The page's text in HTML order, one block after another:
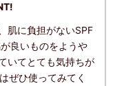
肌に負担がないSPF
良いものをようや
いてとても気持ちが
ぜひ使ってみてく